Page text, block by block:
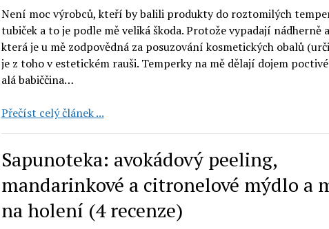
Není moc výrobců, kteří by balili produkty do roztomilých
tubiček a to je podle mě veliká škoda. Protože vypadají nádherně
která je u mě zodpovědná za posuzování kosmetických obalů
je z toho v estetickém rauši. Temperky na mě dělají dojem
alá babiččina…
Přečíst celý článek ...Sapunoteka:
krém,
vitaminový
noční
a
Sapunoteka: avokádový peeling,
mandarinkové a citronelové mýdlo a
na holení (4 recenze)